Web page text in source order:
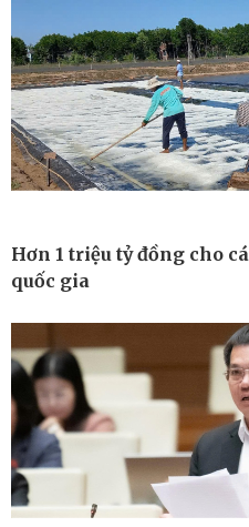
Công nghệ
Sành điệu
Tin Công nghệ
Trải nghiệm
Chuyển đổi số
Hơn 1 triệu tỷ đồng cho
quốc gia